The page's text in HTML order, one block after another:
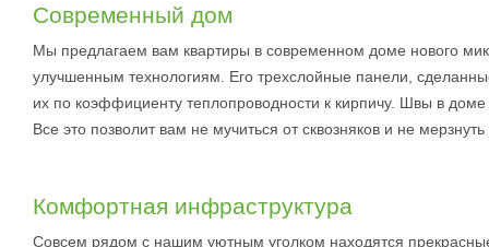
Современный дом
Мы предлагаем вам квартиры в современном доме нового
улучшенным технологиям. Его трехслойные панели,
их по коэффициенту теплопроводности к кирпичу. Швы в
Все это позволит вам не мучиться от сквозняков и не
Комфортная инфраструктура
Совсем рядом с нашим уютным уголком находятся